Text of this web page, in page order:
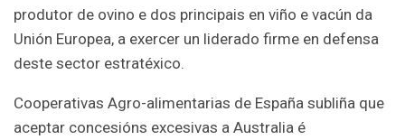
produtor de ovino e dos principais en viño e vacún da
Unión Europea, a exercer un liderado firme en defensa
deste sector estratéxico.
Cooperativas Agro-alimentarias de España subliña que
aceptar concesións excesivas a Australia é